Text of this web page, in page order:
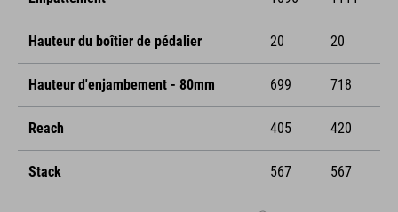
Hauteur du boîtier de pédalier 20 20
Hauteur d'enjambement - 80mm 699 718
Reach 405 420
Stack 567 567